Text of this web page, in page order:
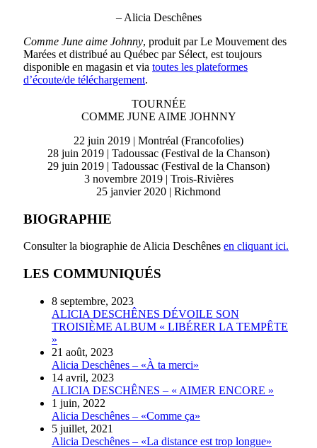
– Alicia Deschênes
Comme June aime Johnny, produit par Le Mouvement des
Marées et distribué au Québec par Sélect, est toujours
disponible en magasin et via toutes les plateformes
d’écoute/de téléchargement.
TOURNÉE
COMME JUNE AIME JOHNNY
22 juin 2019 | Montréal (Francofolies)
28 juin 2019 | Tadoussac (Festival de la Chanson)
29 juin 2019 | Tadoussac (Festival de la Chanson)
3 novembre 2019 | Trois-Rivières
25 janvier 2020 | Richmond
BIOGRAPHIE
Consulter la biographie de Alicia Deschênes en cliquant ici.
LES COMMUNIQUÉS
8 septembre, 2023
ALICIA DESCHÊNES DÉVOILE SON
TROISIÈME ALBUM « LIBÉRER LA TEMPÊTE
»
21 août, 2023
Alicia Deschênes – «À ta merci»
14 avril, 2023
ALICIA DESCHÊNES – « AIMER ENCORE »
1 juin, 2022
Alicia Deschênes – «Comme ça»
5 juillet, 2021
Alicia Deschênes – «La distance est trop longue»